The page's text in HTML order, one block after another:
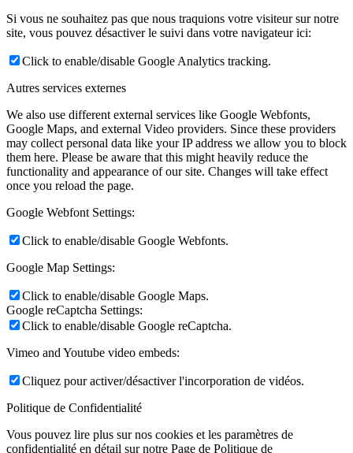
Si vous ne souhaitez pas que nous traquions votre visiteur sur notre
site, vous pouvez désactiver le suivi dans votre navigateur ici:
Click to enable/disable Google Analytics tracking.
Autres services externes
We also use different external services like Google Webfonts,
Google Maps, and external Video providers. Since these providers
may collect personal data like your IP address we allow you to block
them here. Please be aware that this might heavily reduce the
functionality and appearance of our site. Changes will take effect
once you reload the page.
Google Webfont Settings:
Click to enable/disable Google Webfonts.
Google Map Settings:
Click to enable/disable Google Maps.
Google reCaptcha Settings:
Click to enable/disable Google reCaptcha.
Vimeo and Youtube video embeds:
Cliquez pour activer/désactiver l'incorporation de vidéos.
Politique de Confidentialité
Vous pouvez lire plus sur nos cookies et les paramètres de
confidentialité en détail sur notre Page de Politique de